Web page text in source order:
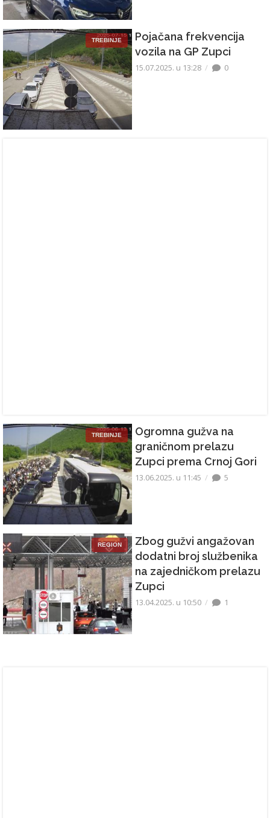
TREBINJE
Pojačana frekvencija
vozila na GP Zupci
15.07.2025. u 13:28 0
TREBINJE
Ogromna gužva na
graničnom prelazu
Zupci prema Crnoj Gori
13.06.2025. u 11:45 5
REGION
Zbog gužvi angažovan
dodatni broj službenika
na zajedničkom prelazu
Zupci
13.04.2025. u 10:50 1